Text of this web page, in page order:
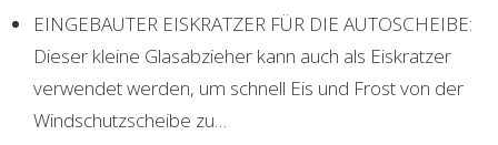
EINGEBAUTER EISKRATZER FÜR DIE AUTOSCHEIBE:
Dieser kleine Glasabzieher kann auch als Eiskratzer
verwendet werden, um schnell Eis und Frost von der
Windschutzscheibe zu…